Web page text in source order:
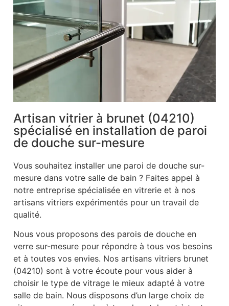
Artisan vitrier à brunet (04210)
spécialisé en installation de paroi
de douche sur-mesure
Vous souhaitez installer une paroi de douche sur-
mesure dans votre salle de bain ? Faites appel à
notre entreprise spécialisée en vitrerie et à nos
artisans vitriers expérimentés pour un travail de
qualité.
Nous vous proposons des parois de douche en
verre sur-mesure pour répondre à tous vos besoins
et à toutes vos envies. Nos artisans vitriers brunet
(04210) sont à votre écoute pour vous aider à
choisir le type de vitrage le mieux adapté à votre
salle de bain. Nous disposons d’un large choix de